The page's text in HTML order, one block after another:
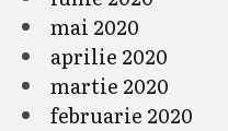
mai 2020
aprilie 2020
martie 2020
februarie 2020